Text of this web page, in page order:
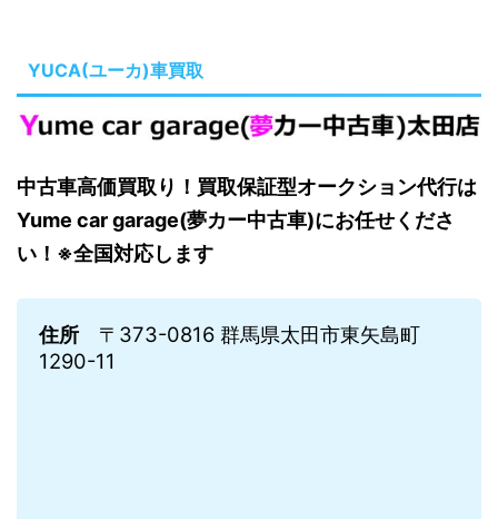
YUCA(ユーカ)車買取
中古車高価買取り！買取保証型オークション代行は
Yume car garage(夢カー中古車)にお任せくださ
い！※全国対応します
住所 〒373-0816 群馬県太田市東矢島町
1290-11